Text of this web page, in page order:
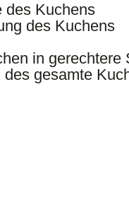
des Kuchens
des Kuchens
in gerechtere
gesamte